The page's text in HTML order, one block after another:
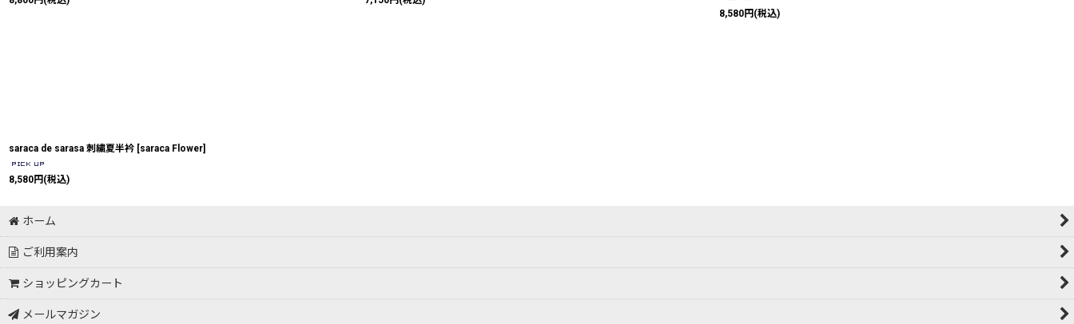
8,580円 (税込)
saraca de sarasa 刺繍夏半衿 [saraca Flower]
8,580円 (税込)
ホーム
ご利用案内
ショッピングカート
メールマガジン